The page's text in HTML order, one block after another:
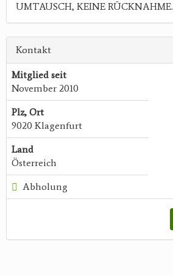
UMTAUSCH, KEINE RÜCKNAHME.
Kontakt
Mitglied seit
November 2010
Plz, Ort
9020 Klagenfurt
Land
Österreich
Abholung